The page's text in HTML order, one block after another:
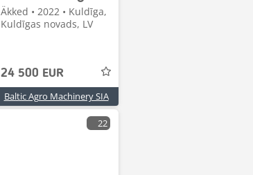
Äkked • 2022 • Kuldīga,
Kuldīgas novads, LV
24 500 EUR
Baltic Agro Machinery SIA
22